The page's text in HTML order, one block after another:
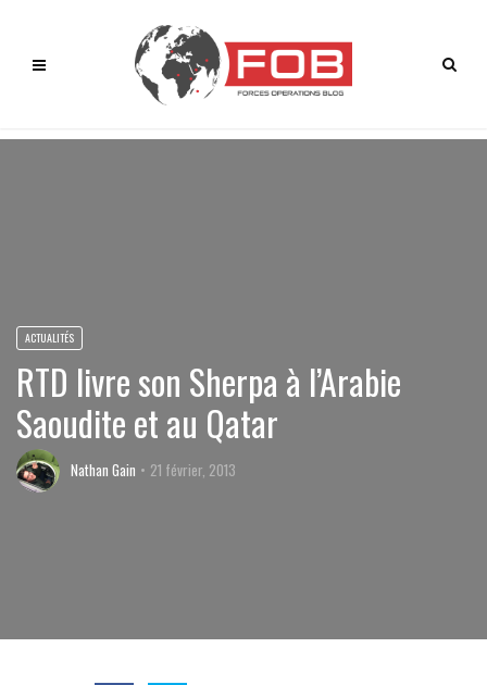
ACTUALITÉS
RTD livre son Sherpa à l’Arabie
Saoudite et au Qatar
Nathan Gain 21 février, 2013